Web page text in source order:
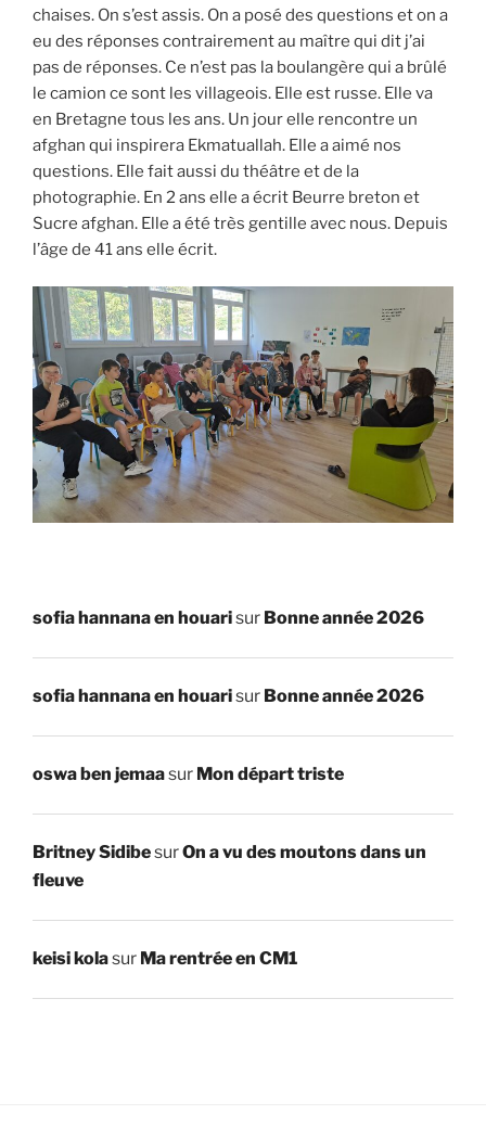
chaises. On s’est assis. On a posé des questions et on a
eu des réponses contrairement au maître qui dit j’ai
pas de réponses. Ce n’est pas la boulangère qui a brûlé
le camion ce sont les villageois. Elle est russe. Elle va
en Bretagne tous les ans. Un jour elle rencontre un
afghan qui inspirera Ekmatuallah. Elle a aimé nos
questions. Elle fait aussi du théâtre et de la
photographie. En 2 ans elle a écrit Beurre breton et
Sucre afghan. Elle a été très gentille avec nous. Depuis
l’âge de 41 ans elle écrit.
sofia hannana en houarisur Bonne année 2026
sofia hannana en houarisur Bonne année 2026
oswa ben jemaasur Mon départ triste
Britney SidibesurOn a vu des moutons dans un
fleuve
keisi kolasur Ma rentrée en CM1